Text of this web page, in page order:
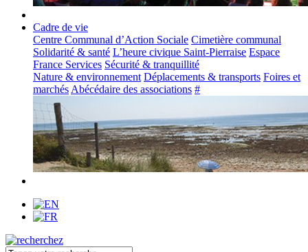
Cadre de vie
Centre Communal d’Action Sociale Cimetière communal
Solidarité & santé L’heure civique Saint-Pierraise Espace
France Services Sécurité & tranquillité
Nature & environnement Déplacements & transports Foires et
marchés Abécédaire des associations #